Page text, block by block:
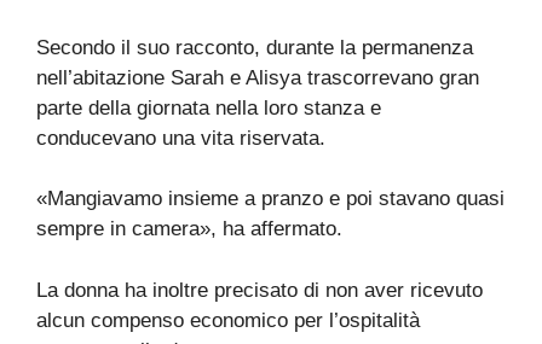
Secondo il suo racconto, durante la permanenza
nell’abitazione Sarah e Alisya trascorrevano gran
parte della giornata nella loro stanza e
conducevano una vita riservata.
«Mangiavamo insieme a pranzo e poi stavano quasi
sempre in camera», ha affermato.
La donna ha inoltre precisato di non aver ricevuto
alcun compenso economico per l’ospitalità